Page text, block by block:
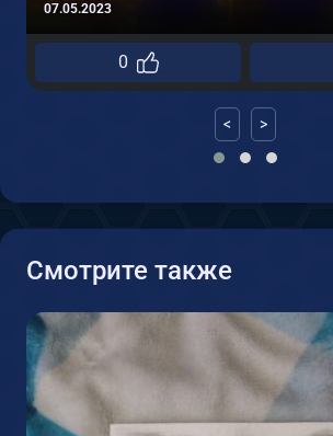
07.05.2023
0
< >
Смотрите также